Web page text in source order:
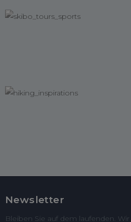
Newsletter
Bleiben Sie auf dem laufenden.